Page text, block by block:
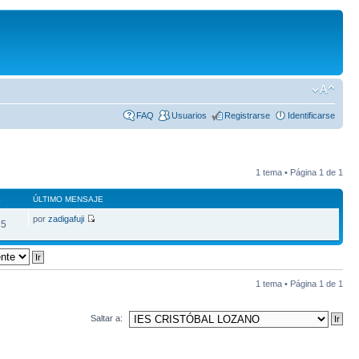
FAQ Usuarios Registrarse Identificarse
1 tema • Página 1 de 1
ÚLTIMO MENSAJE
porzadigafuji
1 tema • Página 1 de 1
Saltar a: